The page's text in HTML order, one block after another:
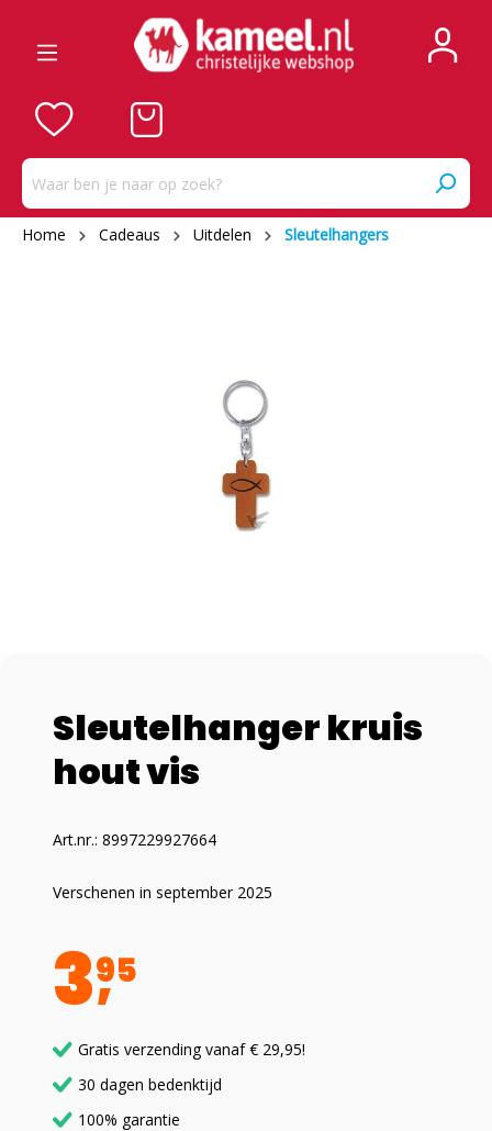
Home Cadeaus Uitdelen Sleutelhangers
Sleutelhanger kruis
hout vis
Art.nr.: 8997229927664
Verschenen in september 2025
395
Gratis verzending vanaf € 29,95!
30 dagen bedenktijd
100% garantie